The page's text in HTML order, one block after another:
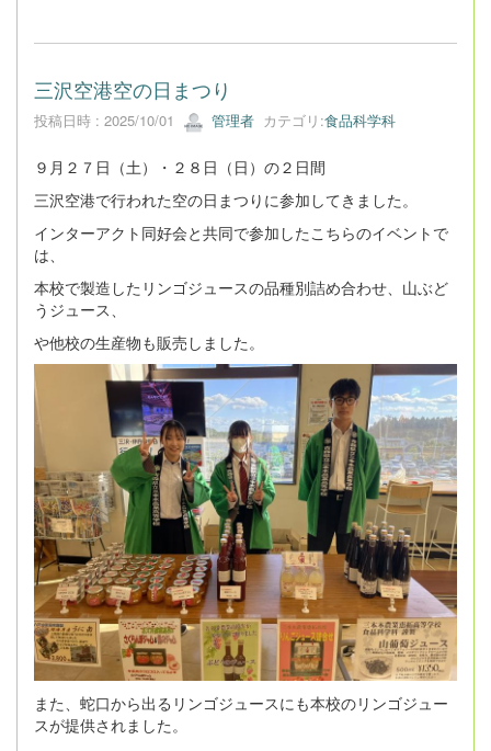
三沢空港空の日まつり
投稿日時 : 2025/10/01 管理者 カテゴリ:食品科学科
９月２７日（土）・２８日（日）の２日間
三沢空港で行われた空の日まつりに参加してきました。
インターアクト同好会と共同で参加したこちらのイベントで
は、
本校で製造したリンゴジュースの品種別詰め合わせ、山ぶど
うジュース、
や他校の生産物も販売しました。
また、蛇口から出るリンゴジュースにも本校のリンゴジュー
スが提供されました。